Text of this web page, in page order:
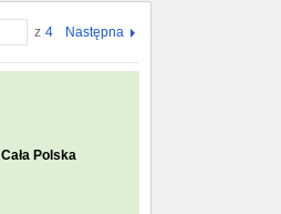
z 4 Następna
Cała Polska